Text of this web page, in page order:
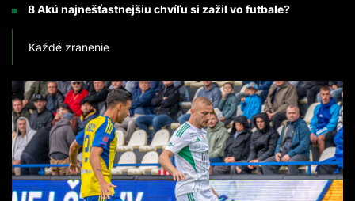
8 Akú najnešťastnejšiu chvíľu si zažil vo futbale?
Každé zranenie